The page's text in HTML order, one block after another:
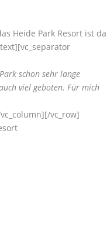
Heide Park Resort ist da
schon sehr lange
viel geboten. Für mich
vc_row]